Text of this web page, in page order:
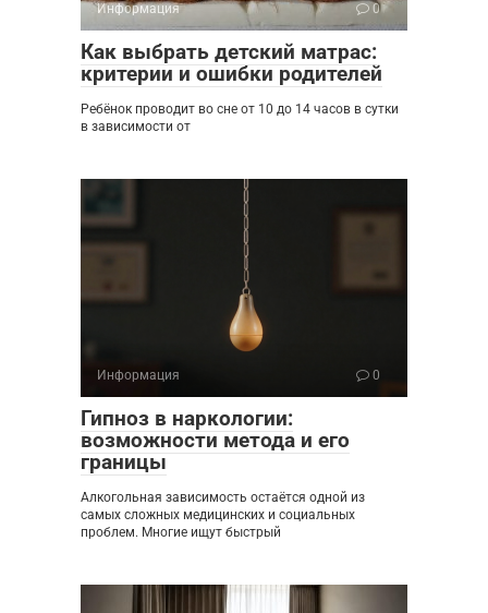
Информация 0
Как выбрать детский матрас:
критерии и ошибки родителей
Ребёнок проводит во сне от 10 до 14 часов в сутки
в зависимости от
Информация 0
Гипноз в наркологии:
возможности метода и его
границы
Алкогольная зависимость остаётся одной из
самых сложных медицинских и социальных
проблем. Многие ищут быстрый